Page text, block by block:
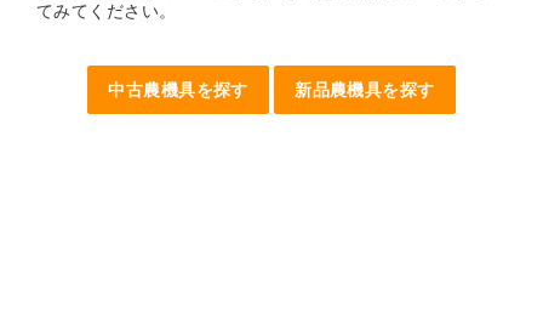
てみてください。
中古農機具を探す 新品農機具を探す